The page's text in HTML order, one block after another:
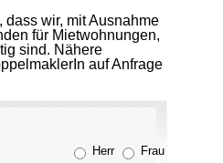
wir, mit Ausnahme
für Mietwohnungen,
sind. Nähere
auf Anfrage
Herr
Frau